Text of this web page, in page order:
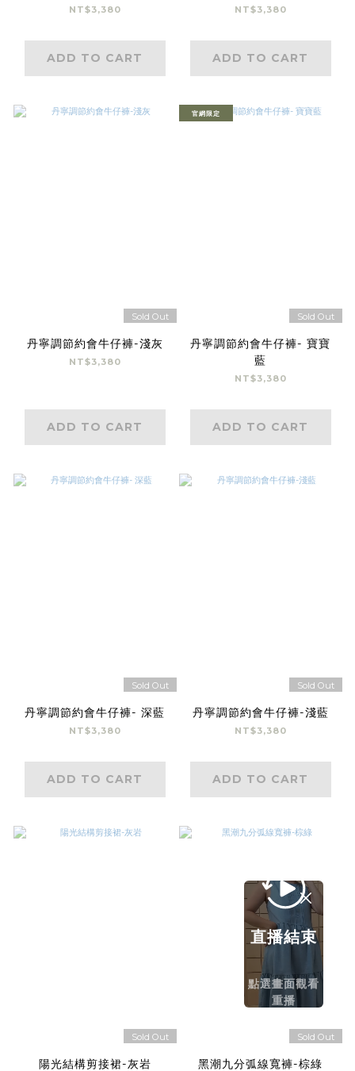
NT$3,380
ADD TO CART
NT$3,380
ADD TO CART
Sold Out
丹寧調節約會牛仔褲-淺灰
NT$3,380
ADD TO CART
官網限定
Sold Out
丹寧調節約會牛仔褲- 寶寶
藍
NT$3,380
ADD TO CART
Sold Out
丹寧調節約會牛仔褲- 深藍
NT$3,380
ADD TO CART
Sold Out
丹寧調節約會牛仔褲-淺藍
NT$3,380
ADD TO CART
Sold Out
陽光結構剪接裙-灰岩
Sold Out
黑潮九分弧線寬褲-棕綠
直播結束
點選畫面觀看
重播